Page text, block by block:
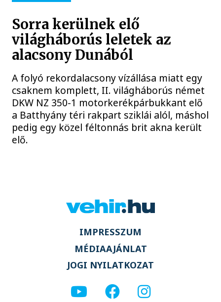
Sorra kerülnek elő
világháborús leletek az
alacsony Dunából
A folyó rekordalacsony vízállása miatt egy
csaknem komplett, II. világháborús német
DKW NZ 350-1 motorkerékpárbukkant elő
a Batthyány téri rakpart sziklái alól, máshol
pedig egy közel féltonnás brit akna került
elő.
IMPRESSZUM
MÉDIAAJÁNLAT
JOGI NYILATKOZAT